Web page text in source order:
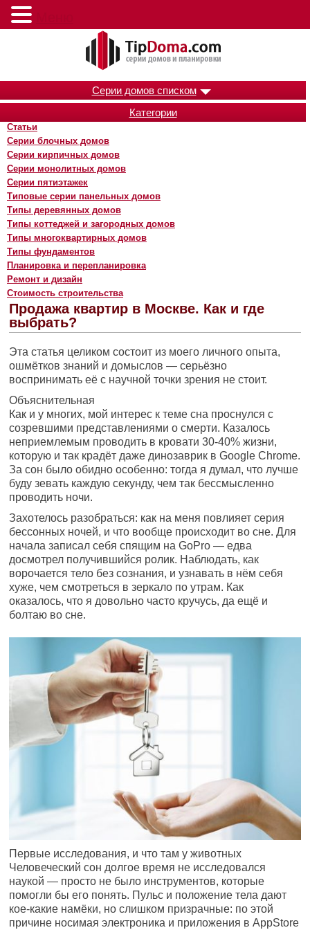
Серии домов списком
Категории
Статьи
Серии блочных домов
Серии кирпичных домов
Серии монолитных домов
Серии пятиэтажек
Типовые серии панельных домов
Типы деревянных домов
Типы коттеджей и загородных домов
Типы многоквартирных домов
Типы фундаментов
Планировка и перепланировка
Ремонт и дизайн
Стоимость строительства
Продажа квартир в Москве. Как и где
выбрать?
Эта статья целиком состоит из моего личного опыта,
ошмётков знаний и домыслов — серьёзно
воспринимать её с научной точки зрения не стоит.
Объяснительная
Как и у многих, мой интерес к теме сна проснулся с
созревшими представлениями о смерти. Казалось
неприемлемым проводить в кровати 30-40% жизни,
которую и так крадёт даже динозаврик в Google Chrome.
За сон было обидно особенно: тогда я думал, что лучше
буду зевать каждую секунду, чем так бессмысленно
проводить ночи.
Захотелось разобраться: как на меня повлияет серия
бессонных ночей, и что вообще происходит во сне. Для
начала записал себя спящим на GoPro — едва
досмотрел получившийся ролик. Наблюдать, как
ворочается тело без сознания, и узнавать в нём себя
хуже, чем смотреться в зеркало по утрам. Как
оказалось, что я довольно часто кручусь, да ещё и
болтаю во сне.
Первые исследования, и что там у животных
Человеческий сон долгое время не исследовался
наукой — просто не было инструментов, которые
помогли бы его понять. Пульс и положение тела дают
кое-какие намёки, но слишком призрачные: по этой
причине носимая электроника и приложения в AppStore